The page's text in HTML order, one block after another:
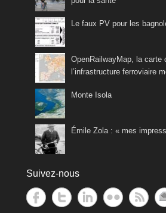
Le faux PV pour les
OpenRailwayMap, la carte
l’infrastructure ferroviaire
Monte Isola
Émile Zola : « mes
Suivez-nous